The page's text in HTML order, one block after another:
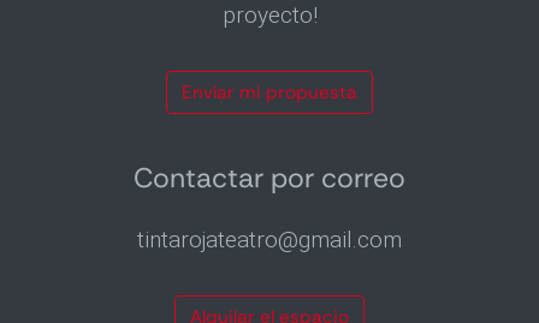
proyecto!
Envíar mi propuesta
Contactar por correo
tintarojateatro@gmail.com
Alquilar el espacio